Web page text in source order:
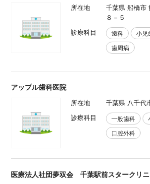
所在地
千葉県 船橋市
８－５
診療科目
歯科 小児
歯周病
アップル歯科医院
所在地
千葉県 八千代
診療科目
一般歯科
口腔外科
医療法人社団夢双会 千葉駅前スタークリニ